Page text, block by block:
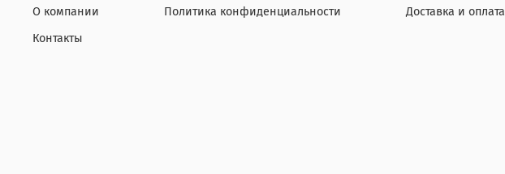
О компании
Контакты
Политика конфиденциальности Доставка и оплата